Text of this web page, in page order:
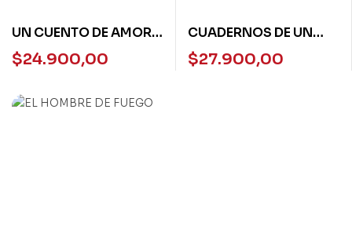
UN CUENTO DE AMOR
EN MAYO – LOQUELEO
–
$24.900,00
CUADERNOS DE UN
DELFIN-LOQUELEO
$27.900,00